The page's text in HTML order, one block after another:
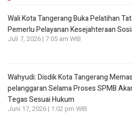
Wali Kota Tangerang Buka Pelatihan
Pemerlu Pelayanan Kesejahteraan
Juli 7, 2026 | 7:05 am WIB
Wahyudi: Disdik Kota Tangerang
pelanggaran Selama Proses SPMB
Tegas Sesuai Hukum
Juni 17, 2026 | 1:02 pm WIB